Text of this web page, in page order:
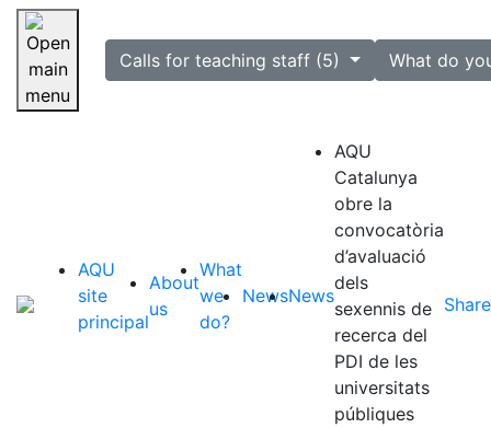
Skip navigation
selectedCalls for teaching staff (5) What do
AQU
site
principal
About
us
What
we
do?
NewsNews
AQU
Catalunya
obre la
convocatòria
d’avaluació
dels
sexennis de
recerca del
PDI de les
universitats
públiques
Share